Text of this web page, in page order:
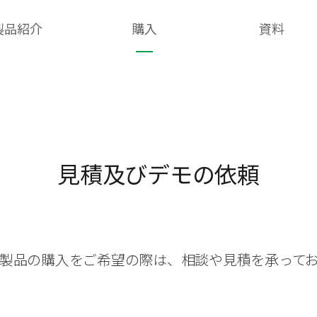
品紹介 購入 資料
見積及びデモの依頼
品の購入をご希望の際は、相談や見積を承って